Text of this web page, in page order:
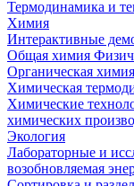
Термодинамика и
Химия
Интерактивные
Общая химия
Органическая химия
Химическая
Химические
химических
Экология
Лабораторные и
возобновляемая